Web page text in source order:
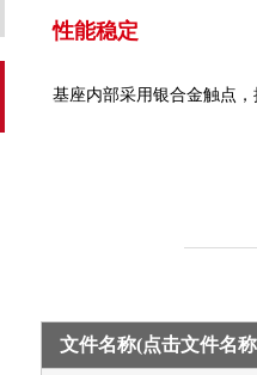
性能稳定
基座内部采用银合金触点
文件名称(点击文件名